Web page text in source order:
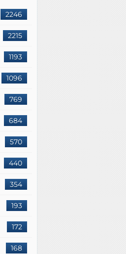
2246
2215
1193
1096
769
684
570
440
354
193
172
168